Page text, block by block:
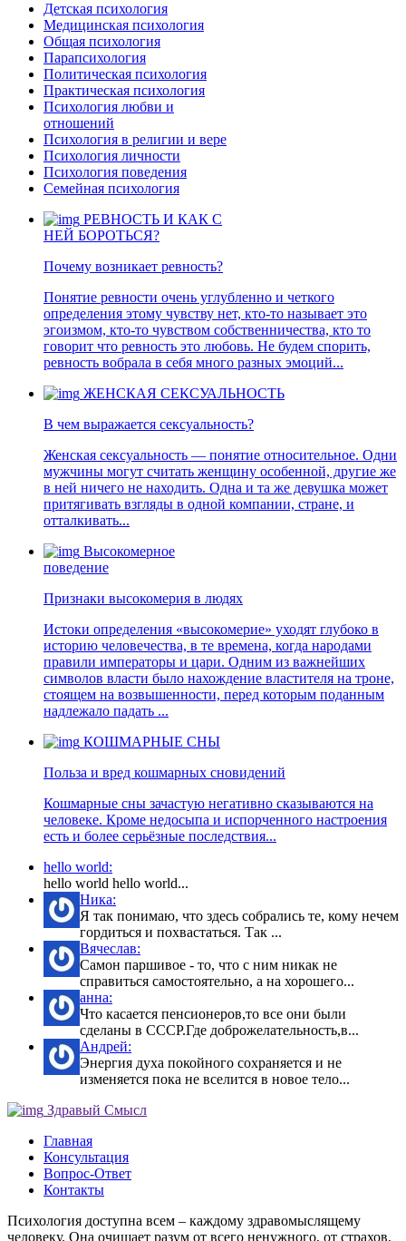
Детская психология
Медицинская психология
Общая психология
Парапсихология
Политическая психология
Практическая психология
Психология любви и
отношений
Психология в религии и вере
Психология личности
Психология поведения
Семейная психология
РЕВНОСТЬ И КАК С
НЕЙ БОРОТЬСЯ?
Почему возникает ревность?
Понятие ревности очень углубленно и четкого
определения этому чувству нет, кто-то называет это
эгоизмом, кто-то чувством собственничества, кто то
говорит что ревность это любовь. Не будем спорить,
ревность вобрала в себя много разных эмоций...
ЖЕНСКАЯ СЕКСУАЛЬНОСТЬ
В чем выражается сексуальность?
Женская сексуальность — понятие относительное. Одни
мужчины могут считать женщину особенной, другие же
в ней ничего не находить. Одна и та же девушка может
притягивать взгляды в одной компании, стране, и
отталкивать...
Высокомерное
поведение
Признаки высокомерия в людях
Истоки определения «высокомерие» уходят глубоко в
историю человечества, в те времена, когда народами
правили императоры и цари. Одним из важнейших
символов власти было нахождение властителя на троне,
стоящем на возвышенности, перед которым поданным
надлежало падать ...
КОШМАРНЫЕ СНЫ
Польза и вред кошмарных сновидений
Кошмарные сны зачастую негативно сказываются на
человеке. Кроме недосыпа и испорченного настроения
есть и более серьёзные последствия...
hello world:
hello world hello world...
Ника:
Я так понимаю, что здесь собрались те, кому нечем
гордиться и похвастаться. Так ...
Вячеслав:
Самон паршивое - то, что с ним никак не
справиться самостоятельно, а на хорошего...
анна:
Что касается пенсионеров,то все они были
сделаны в СССР.Где доброжелательность,в...
Андрей:
Энергия духа покойного сохраняется и не
изменяется пока не вселится в новое тело...
Здравый Смысл
Главная
Консультация
Вопрос-Ответ
Контакты
Психология доступна всем – каждому здравомыслящему
человеку. Она очищает разум от всего ненужного, от страхов,